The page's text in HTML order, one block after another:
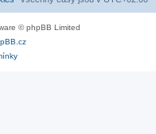
© phpBB Limited